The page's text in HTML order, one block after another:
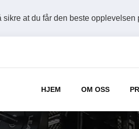
at du får den beste opplevelsen
HJEM OM OSS